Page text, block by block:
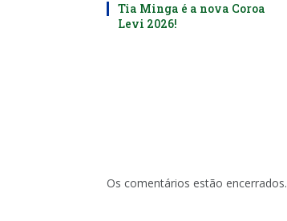
Tia Minga é a nova Coroa
Levi 2026!
Os comentários estão encerrados.